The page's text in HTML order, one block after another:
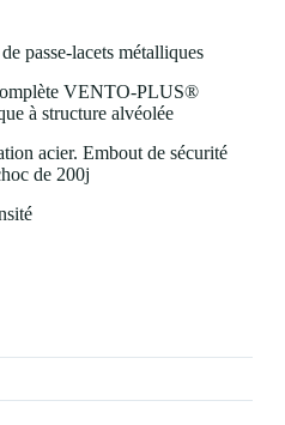
passe-lacets métalliques
VENTO-PLUS®
à structure alvéolée
acier. Embout de sécurité
de 200j